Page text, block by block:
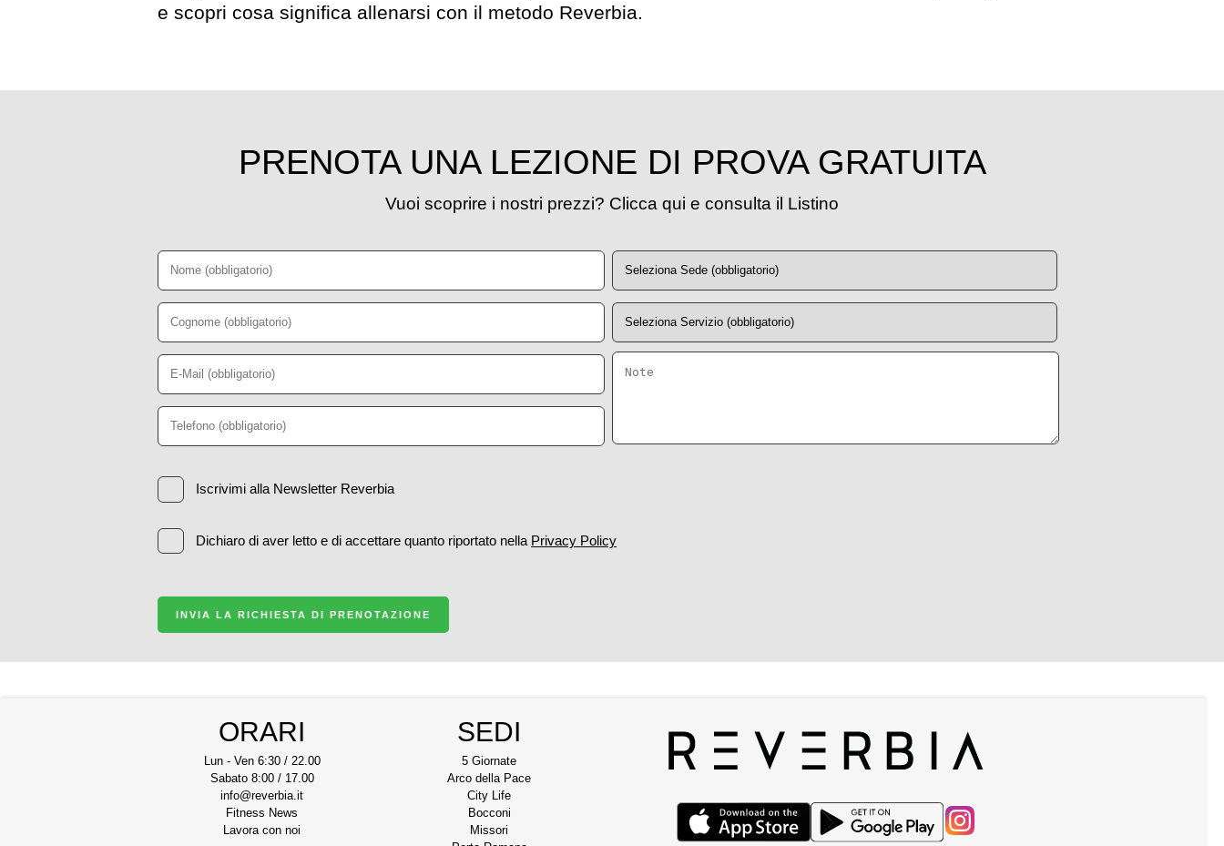
e scopri cosa significa allenarsi con il metodo Reverbia.
PRENOTA UNA LEZIONE DI PROVA GRATUITA
Vuoi scoprire i nostri prezzi? Clicca qui e consulta il Listino
Iscrivimi alla Newsletter Reverbia
Dichiaro di aver letto e di accettare quanto riportato nella Privacy Policy
INVIA LA RICHIESTA DI PRENOTAZIONE
ORARI
Lun - Ven 6:30 / 22.00
Sabato 8:00 / 17.00
info@reverbia.it
Fitness News
Lavora con noi
SEDI
5 Giornate
Arco della Pace
City Life
Bocconi
Missori